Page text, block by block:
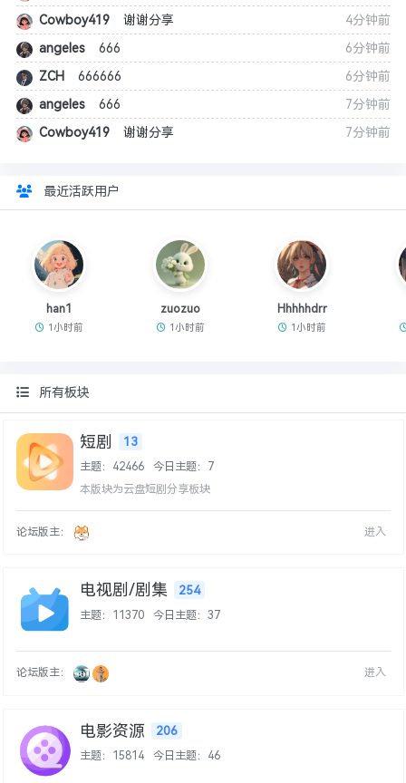
Cowboy419 谢谢分享 4分钟前
angeles 666 6分钟前
ZCH 666666 6分钟前
angeles 666 7分钟前
Cowboy419 谢谢分享 7分钟前
最近活跃用户
han1
1小时前
zuozuo
1小时前
Hhhhhdrr
1小时前
所有板块
短剧 13
主题：42466
今日主题：7
本版块为云盘短剧分享板块
论坛版主： 进入
电视剧/剧集 254
主题：11370 今日主题：37
论坛版主： 进入
电影资源 206
主题：15814 今日主题：46